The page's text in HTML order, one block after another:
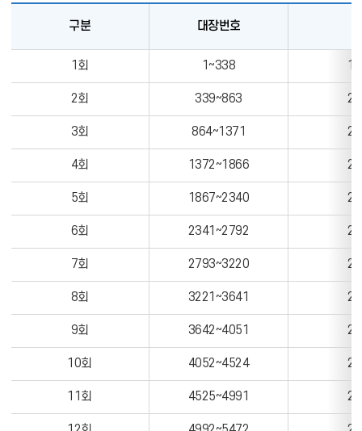
다
현
을
입
다
구분 대장번호
1회 1~338
2회 339~863
3회 864~1371
4회 1372~1866
5회 1867~2340
6회 2341~2792
7회 2793~3220
8회 3221~3641
9회 3642~4051
10회 4052~4524
11회 4525~4991